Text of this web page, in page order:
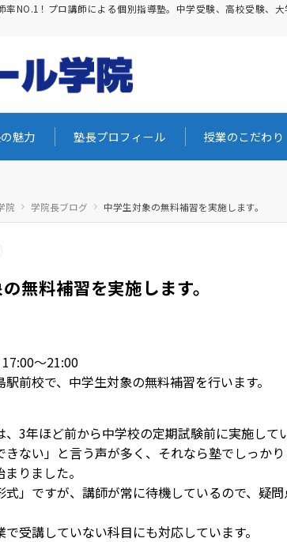
率NO.1！プロ講師による個別指導塾。中学受験、高校受験、
魅力 塾長プロフィール 授業のこだわり
院 学院長ブログ 中学生対象の無料補習を実施します。
無料補習を実施します。
～21:00
前校で、中学生対象の無料補習を行います。
、3年ほど前から中学校の定期試験前に実施して
きない」と言う声が多く、それなら塾でしっか
りました。
式」ですが、講師が常に待機しているので、疑
で受講していない科目にも対応しています。